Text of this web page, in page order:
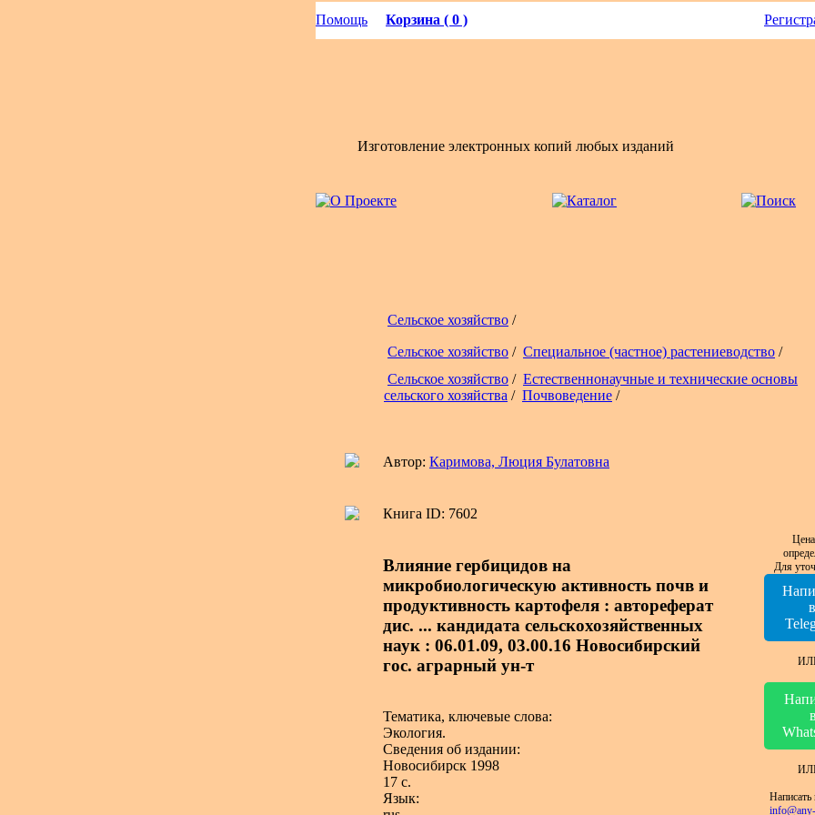
Помощь Корзина ( 0 )
Изготовление электронных копий любых изданий
Сельское хозяйство /
Сельское хозяйство / Специальное (частное) растениеводство /
Сельское хозяйство / Естественнонаучные и технические основы
сельского хозяйства / Почвоведение /
Автор: Каримова, Люция Булатовна
Книга ID: 7602
Влияние гербицидов на
микробиологическую активность почв и
продуктивность картофеля : автореферат
дис. ... кандидата сельскохозяйственных
наук : 06.01.09, 03.00.16 Новосибирский
гос. аграрный ун-т
Тематика, ключевые слова:
Экология.
Сведения об издании:
Новосибирск 1998
17 с.
Язык:
Для
в
в
Написать